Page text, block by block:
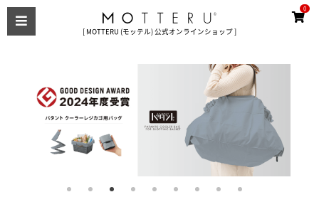
[ MOTTERU (モッテル) 公式オンラインショップ ]
0